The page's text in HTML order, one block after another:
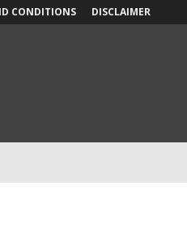
CONDITIONS DISCLAIMER